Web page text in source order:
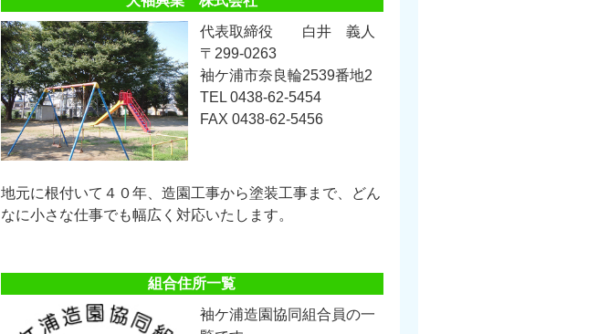
代表取締役 白井 義人
〒299-0263
袖ケ浦市奈良輪2539番地2
TEL 0438-62-5454
FAX 0438-62-5456
地元に根付いて４０年、造園工事から塗装工事まで、どん
なに小さな仕事でも幅広く対応いたします。
組合住所一覧
袖ケ浦造園協同組合員の一